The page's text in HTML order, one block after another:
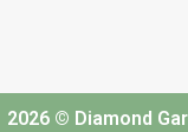
2026 © Diamond